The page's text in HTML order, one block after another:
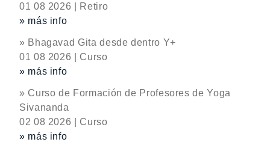
01 08 2026 | Retiro
» más info
» Bhagavad Gita desde dentro Y+
01 08 2026 | Curso
» más info
» Curso de Formación de Profesores de Yoga
Sivananda
02 08 2026 | Curso
» más info